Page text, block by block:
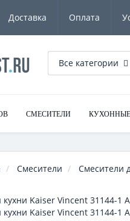
Доставка Оплата
Все категории
СМЕСИТЕЛИ
Смесители Смесители